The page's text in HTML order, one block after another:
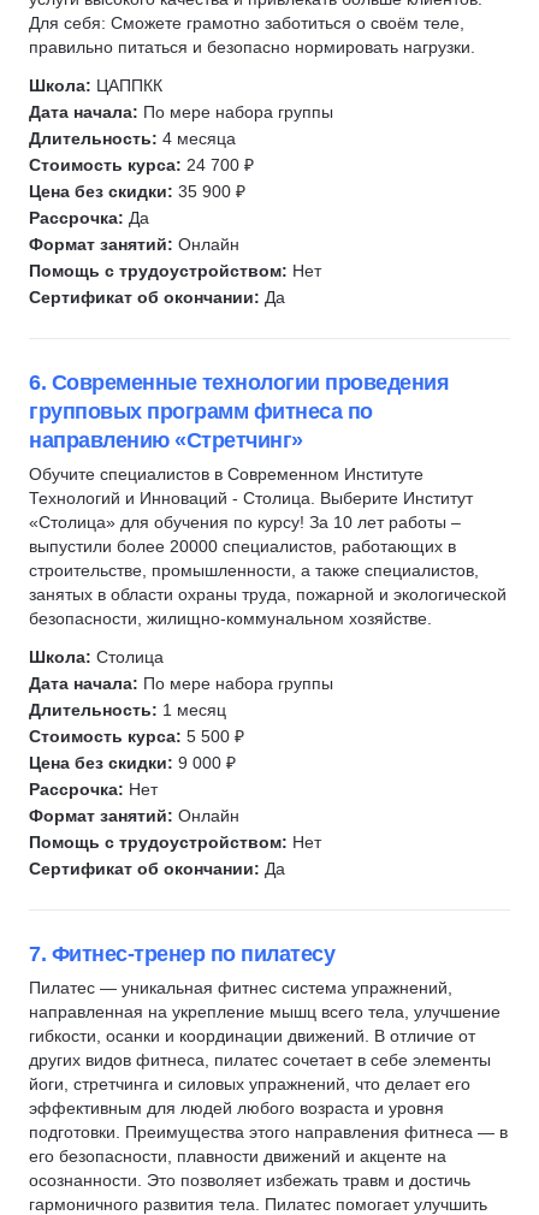
Для себя: Сможете грамотно заботиться о своём теле,
правильно питаться и безопасно нормировать нагрузки.
Школа: ЦАППКК
Дата начала: По мере набора группы
Длительность: 4 месяца
Стоимость курса: 24 700 ₽
Цена без скидки: 35 900 ₽
Рассрочка: Да
Формат занятий: Онлайн
Помощь с трудоустройством: Нет
Сертификат об окончании: Да
6. Современные технологии проведения
групповых программ фитнеса по
направлению «Стретчинг»
Обучите специалистов в Современном Институте
Технологий и Инноваций - Столица. Выберите Институт
«Столица» для обучения по курсу! За 10 лет работы –
выпустили более 20000 специалистов, работающих в
строительстве, промышленности, а также специалистов,
занятых в области охраны труда, пожарной и экологической
безопасности, жилищно-коммунальном хозяйстве.
Школа: Столица
Дата начала: По мере набора группы
Длительность: 1 месяц
Стоимость курса: 5 500 ₽
Цена без скидки: 9 000 ₽
Рассрочка: Нет
Формат занятий: Онлайн
Помощь с трудоустройством: Нет
Сертификат об окончании: Да
7. Фитнес-тренер по пилатесу
Пилатес — уникальная фитнес система упражнений,
направленная на укрепление мышц всего тела, улучшение
гибкости, осанки и координации движений. В отличие от
других видов фитнеса, пилатес сочетает в себе элементы
йоги, стретчинга и силовых упражнений, что делает его
эффективным для людей любого возраста и уровня
подготовки. Преимущества этого направления фитнеса — в
его безопасности, плавности движений и акценте на
осознанности. Это позволяет избежать травм и достичь
гармоничного развития тела. Пилатес помогает улучшить